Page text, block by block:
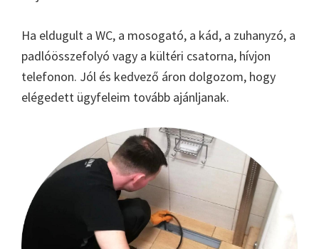
Ha eldugult a WC, a mosogató, a kád, a zuhanyzó, a
padlóösszefolyó vagy a kültéri csatorna, hívjon
telefonon. Jól és kedvező áron dolgozom, hogy
elégedett ügyfeleim tovább ajánljanak.